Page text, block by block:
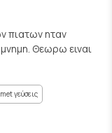
πιατων ηταν
Θεωρω ειναι
γεύσεις